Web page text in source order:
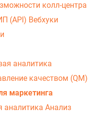
колл-центра
(API) Вебхуки
аналитика
качеством (QM)
маркетинга
аналитика Анализ